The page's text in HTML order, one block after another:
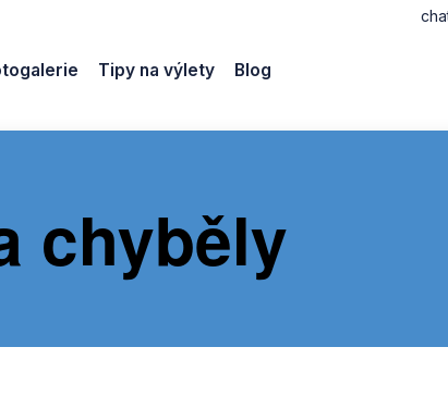
Tipy na výlety Blog
chyběly